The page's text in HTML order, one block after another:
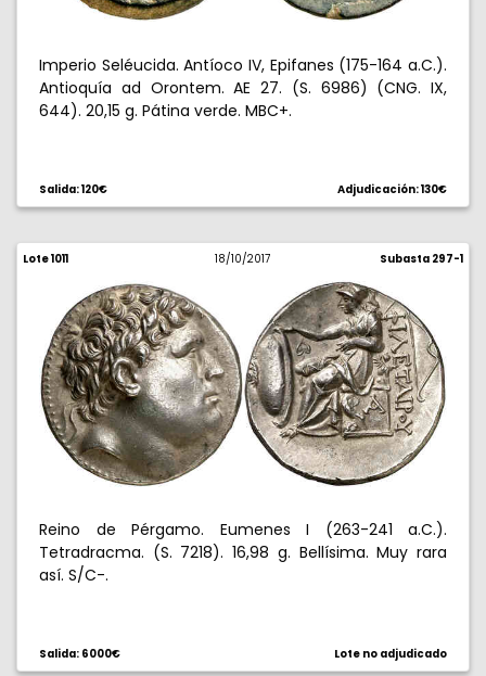
Imperio Seléucida. Antíoco IV, Epifanes (175-164 a.C.).
Antioquía ad Orontem. AE 27. (S. 6986) (CNG. IX,
644). 20,15 g. Pátina verde. MBC+.
Salida: 120€ Adjudicación: 130€
Lote 1011 18/10/2017 Subasta 297-1
Reino de Pérgamo. Eumenes I (263-241 a.C.).
Tetradracma. (S. 7218). 16,98 g. Bellísima. Muy rara
así. S/C-.
Salida: 6000€ Lote no adjudicado